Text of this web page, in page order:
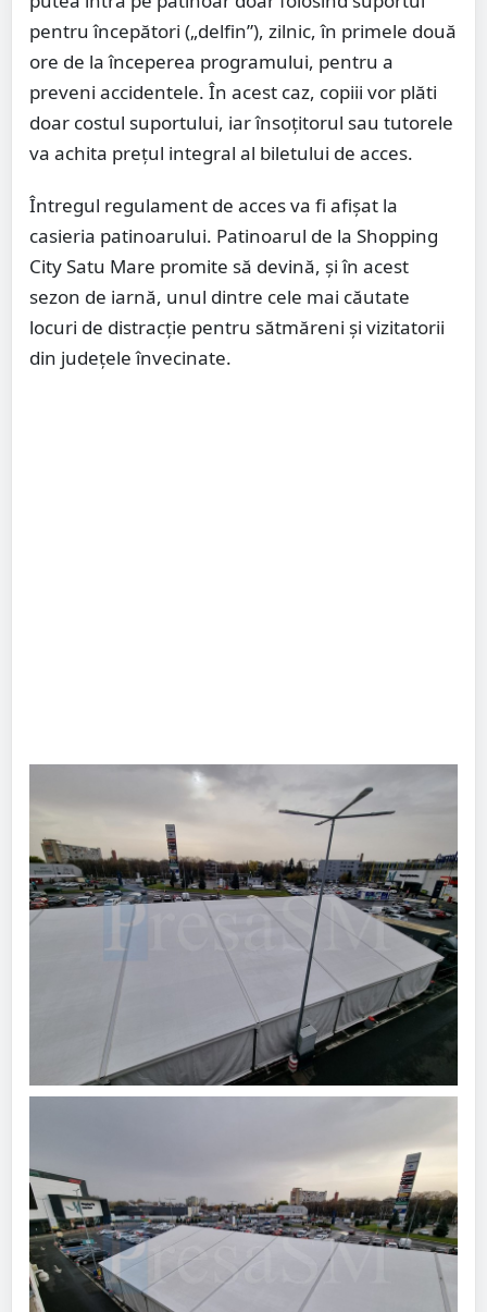
pentru începători („delfin”), zilnic, în primele două
ore de la începerea programului, pentru a
preveni accidentele. În acest caz, copiii vor plăti
doar costul suportului, iar însoțitorul sau tutorele
va achita prețul integral al biletului de acces.
Întregul regulament de acces va fi afișat la
casieria patinoarului. Patinoarul de la Shopping
City Satu Mare promite să devină, și în acest
sezon de iarnă, unul dintre cele mai căutate
locuri de distracție pentru sătmăreni și vizitatorii
din județele învecinate.